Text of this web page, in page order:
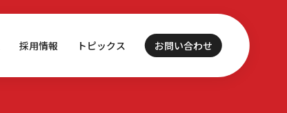
採用情報 トピックス お問い合わせ